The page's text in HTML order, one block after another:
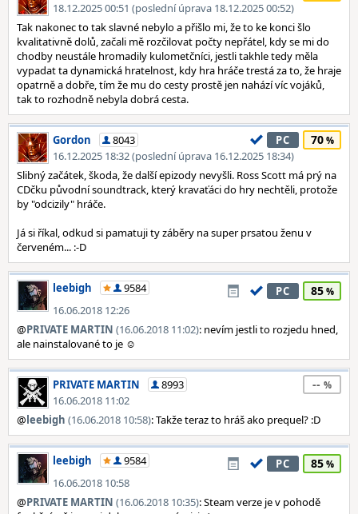
18.12.2025 00:51 (poslední úprava 18.12.2025 00:52)
Tak nakonec to tak slavné nebylo a přišlo mi, že to ke konci šlo
kvalitativně dolů, začali mě rozčilovat počty nepřátel, kdy se mi do
chodby neustále hromadily kulometčníci, jestli takhle tedy měla
vypadat ta dynamická hratelnost, kdy hra hráče trestá za to, že hraje
opatrně a dobře, tím že mu do cesty prostě jen nahází víc vojáků,
tak to rozhodně nebyla dobrá cesta.
Gordon
8043
16.12.2025 18:32 (poslední úprava 16.12.2025 18:34)
PC 70
Slibný začátek, škoda, že další epizody nevyšli. Ross Scott má prý na
CDčku původní soundtrack, který kravaťáci do hry nechtěli, protože
by "odcizily" hráče.
Já si říkal, odkud si pamatuji ty záběry na super prsatou ženu v
červeném... :-D
leebigh
9584
16.06.2018 12:26
PC 85
@PRIVATE MARTIN (16.06.2018 11:02): nevím jestli to rozjedu hned,
ale nainstalované to je ☺️
PRIVATE MARTIN
8993
16.06.2018 11:02
--
@leebigh (16.06.2018 10:58): Takže teraz to hráš ako prequel? :D
leebigh
9584
16.06.2018 10:58
PC 85
@PRIVATE MARTIN (16.06.2018 10:35): Steam verze je v pohodě